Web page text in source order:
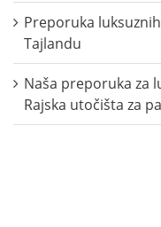
Preporuka
Tajlandu
Naša preporuka za
Rajska utočišta za